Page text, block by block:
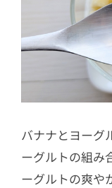
バナナとヨーグ
ーグルトの組み
ーグルトの爽や